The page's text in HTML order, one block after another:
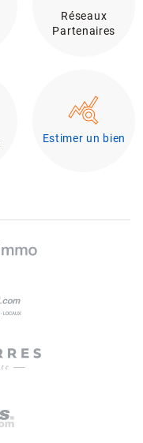
Réseaux
Partenaires
Estimer un bien